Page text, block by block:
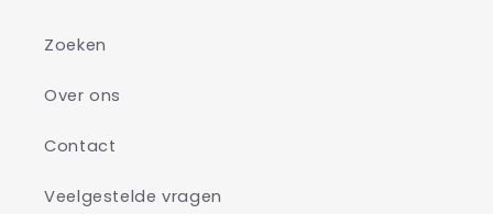
Zoeken
Over ons
Contact
Veelgestelde vragen